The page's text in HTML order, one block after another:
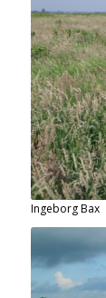
Ingeborg Bax